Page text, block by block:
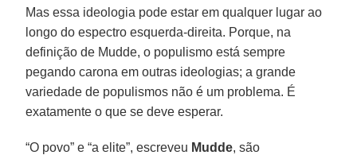
Mas essa ideologia pode estar em qualquer lugar ao
longo do espectro esquerda-direita. Porque, na
definição de Mudde, o populismo está sempre
pegando carona em outras ideologias; a grande
variedade de populismos não é um problema. É
exatamente o que se deve esperar.
“O povo” e “a elite”, escreveu Mudde, são